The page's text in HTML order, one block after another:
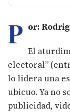
P or:
El
electoral”
lo lidera una
ubicuo. Ya no
publicidad,